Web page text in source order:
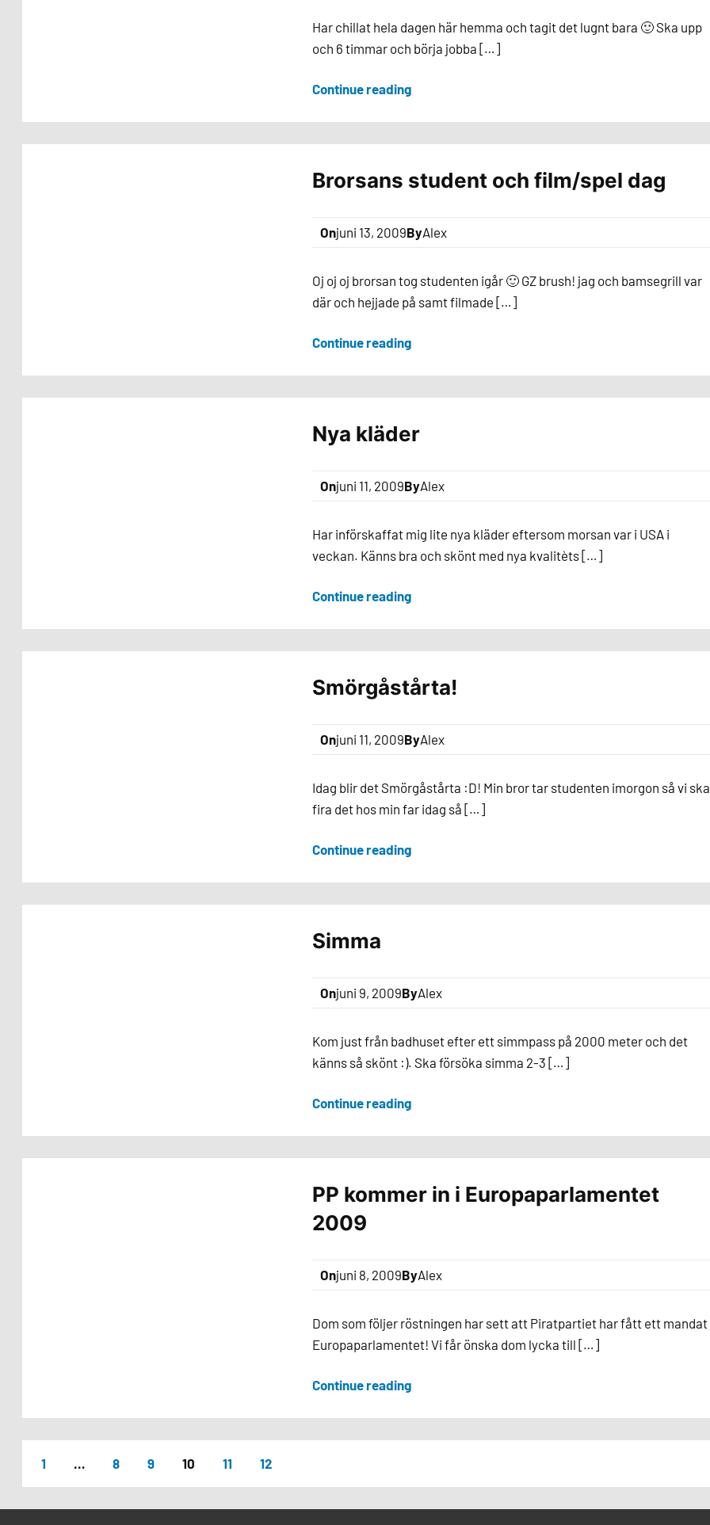
Har chillat hela dagen här hemma och tagit det lugnt bara 🙂 Ska upp
och 6 timmar och börja jobba […]
Continue reading
Brorsans student och film/spel dag
Onjuni 13, 2009ByAlex
Oj oj oj brorsan tog studenten igår 🙂 GZ brush! jag och bamsegrill var
där och hejjade på samt filmade […]
Continue reading
Nya kläder
Onjuni 11, 2009ByAlex
Har införskaffat mig lite nya kläder eftersom morsan var i USA i
veckan. Känns bra och skönt med nya kvalitèts […]
Continue reading
Smörgåstårta!
Onjuni 11, 2009ByAlex
Idag blir det Smörgåstårta :D! Min bror tar studenten imorgon så vi ska
fira det hos min far idag så […]
Continue reading
Simma
Onjuni 9, 2009ByAlex
Kom just från badhuset efter ett simmpass på 2000 meter och det
känns så skönt :). Ska försöka simma 2-3 […]
Continue reading
PP kommer in i Europaparlamentet
2009
Onjuni 8, 2009ByAlex
Dom som följer röstningen har sett att Piratpartiet har fått ett mandat
Europaparlamentet! Vi får önska dom lycka till […]
Continue reading
1 … 8 9 10 11 12